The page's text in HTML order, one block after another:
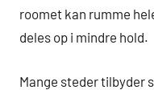
roomet kan rumme
deles op i mindre hold.
Mange steder tilbyder